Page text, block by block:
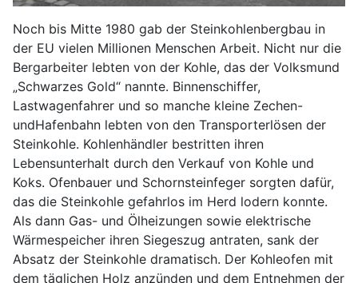
Noch bis Mitte 1980 gab der Steinkohlenbergbau in
der EU vielen Millionen Menschen Arbeit. Nicht nur die
Bergarbeiter lebten von der Kohle, das der Volksmund
„Schwarzes Gold“ nannte. Binnenschiffer,
Lastwagenfahrer und so manche kleine Zechen-
undHafenbahn lebten von den Transporterlösen der
Steinkohle. Kohlenhändler bestritten ihren
Lebensunterhalt durch den Verkauf von Kohle und
Koks. Ofenbauer und Schornsteinfeger sorgten dafür,
das die Steinkohle gefahrlos im Herd lodern konnte.
Als dann Gas- und Ölheizungen sowie elektrische
Wärmespeicher ihren Siegeszug antraten, sank der
Absatz der Steinkohle dramatisch. Der Kohleofen mit
dem täglichen Holz anzünden und dem Entnehmen der